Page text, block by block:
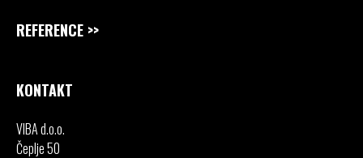
REFERENCE
KONTAKT
VIBA d.o.o.
Čeplje 50